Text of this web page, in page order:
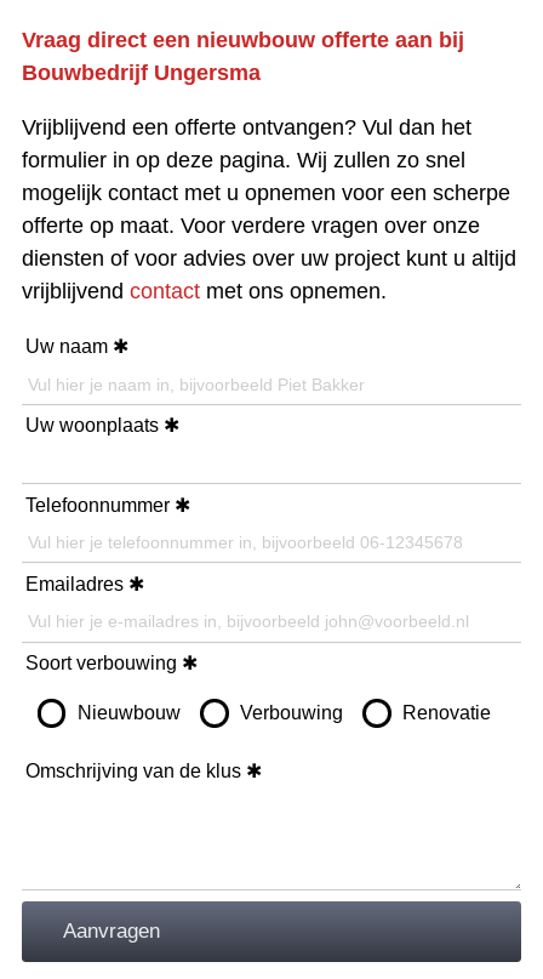
Vraag direct een nieuwbouw offerte aan bij
Bouwbedrijf Ungersma
Vrijblijvend een offerte ontvangen? Vul dan het
formulier in op deze pagina. Wij zullen zo snel
mogelijk contact met u opnemen voor een scherpe
offerte op maat. Voor verdere vragen over onze
diensten of voor advies over uw project kunt u altijd
vrijblijvend contact met ons opnemen.
Uw naam
Uw woonplaats
Telefoonnummer
Emailadres
Soort verbouwing
Nieuwbouw Verbouwing Renovatie
Omschrijving van de klus